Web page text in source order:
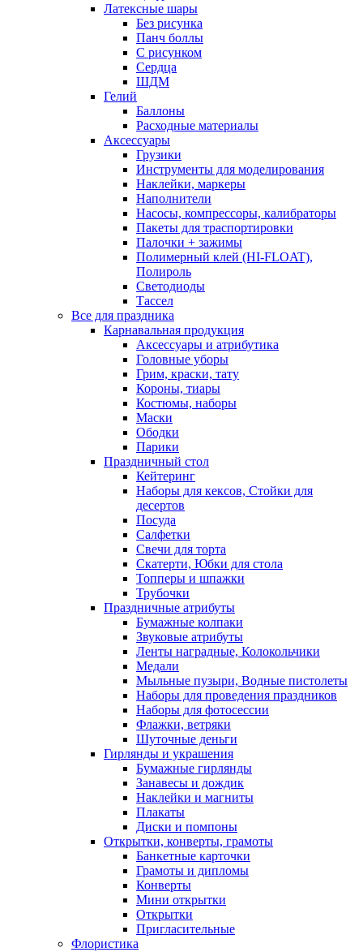
Латексные шары
Без рисунка
Панч боллы
С рисунком
Сердца
ШДМ
Гелий
Баллоны
Расходные материалы
Аксессуары
Грузики
Инструменты для моделирования
Наклейки, маркеры
Наполнители
Насосы, компрессоры, калибраторы
Пакеты для траспортировки
Палочки + зажимы
Полимерный клей (HI-FLOAT),
Полироль
Светодиоды
Тассел
Все для праздника
Карнавальная продукция
Аксессуары и атрибутика
Головные уборы
Грим, краски, тату
Короны, тиары
Костюмы, наборы
Маски
Ободки
Парики
Праздничный стол
Кейтеринг
Наборы для кексов, Стойки для
десертов
Посуда
Салфетки
Свечи для торта
Скатерти, Юбки для стола
Топперы и шпажки
Трубочки
Праздничные атрибуты
Бумажные колпаки
Звуковые атрибуты
Ленты наградные, Колокольчики
Медали
Мыльные пузыри, Водные пистолеты
Наборы для проведения праздников
Наборы для фотосессии
Флажки, ветряки
Шуточные деньги
Гирлянды и украшения
Бумажные гирлянды
Занавесы и дождик
Наклейки и магниты
Плакаты
Диски и помпоны
Открытки, конверты, грамоты
Банкетные карточки
Грамоты и дипломы
Конверты
Мини открытки
Открытки
Пригласительные
Флористика